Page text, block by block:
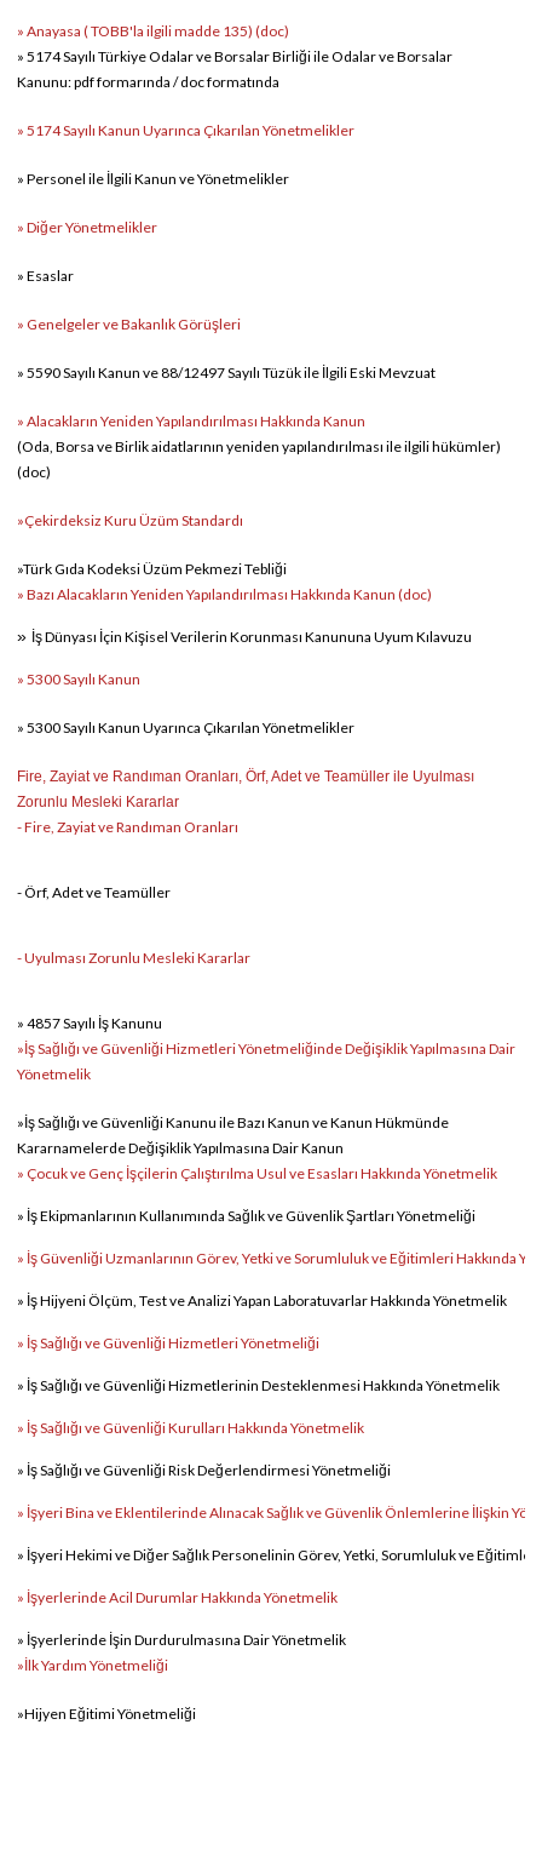
» Anayasa ( TOBB'la ilgili madde 135) (doc)
» 5174 Sayılı Türkiye Odalar ve Borsalar Birliği ile Odalar ve Borsalar
Kanunu:pdf formarında /doc formatında
» 5174 Sayılı Kanun Uyarınca Çıkarılan Yönetmelikler
» Personel ile İlgili Kanun ve Yönetmelikler
» Diğer Yönetmelikler
» Esaslar
» Genelgeler ve Bakanlık Görüşleri
» 5590 Sayılı Kanun ve 88/12497 Sayılı Tüzük ile İlgili Eski Mevzuat
» Alacakların Yeniden Yapılandırılması Hakkında Kanun
(Oda, Borsa ve Birlik aidatlarının yeniden yapılandırılması ile ilgili hükümler)
(doc)
»Çekirdeksiz Kuru Üzüm Standardı
»Türk Gıda Kodeksi Üzüm Pekmezi Tebliği
» Bazı Alacakların Yeniden Yapılandırılması Hakkında Kanun (doc)
» İş Dünyası İçin Kişisel Verilerin Korunması Kanununa Uyum Kılavuzu
» 5300 Sayılı Kanun
» 5300 Sayılı Kanun Uyarınca Çıkarılan Yönetmelikler
Fire, Zayiat ve Randıman Oranları, Örf, Adet ve Teamüller ile Uyulması
Zorunlu Mesleki Kararlar
-Fire, Zayiat ve Randıman Oranları
-Örf, Adet ve Teamüller
-Uyulması Zorunlu Mesleki Kararlar
» 4857 Sayılı İş Kanunu
»İş Sağlığı ve Güvenliği Hizmetleri Yönetmeliğinde Değişiklik Yapılmasına Dair
Yönetmelik
»İş Sağlığı ve Güvenliği Kanunu ile Bazı Kanun ve Kanun Hükmünde
Kararnamelerde Değişiklik Yapılmasına Dair Kanun
» Çocuk ve Genç İşçilerin Çalıştırılma Usul ve Esasları Hakkında Yönetmelik
» İş Ekipmanlarının Kullanımında Sağlık ve Güvenlik Şartları Yönetmeliği
» İş Güvenliği Uzmanlarının Görev, Yetki ve Sorumluluk ve Eğitimleri Hakkında
» İş Hijyeni Ölçüm, Test ve Analizi Yapan Laboratuvarlar Hakkında Yönetmelik
» İş Sağlığı ve Güvenliği Hizmetleri Yönetmeliği
» İş Sağlığı ve Güvenliği Hizmetlerinin Desteklenmesi Hakkında Yönetmelik
» İş Sağlığı ve Güvenliği Kurulları Hakkında Yönetmelik
» İş Sağlığı ve Güvenliği Risk Değerlendirmesi Yönetmeliği
» İşyeri Bina ve Eklentilerinde Alınacak Sağlık ve Güvenlik Önlemlerine İlişkin
» İşyeri Hekimi ve Diğer Sağlık Personelinin Görev, Yetki, Sorumluluk ve
» İşyerlerinde Acil Durumlar Hakkında Yönetmelik
» İşyerlerinde İşin Durdurulmasına Dair Yönetmelik
»İlk Yardım Yönetmeliği
»Hijyen Eğitimi Yönetmeliği